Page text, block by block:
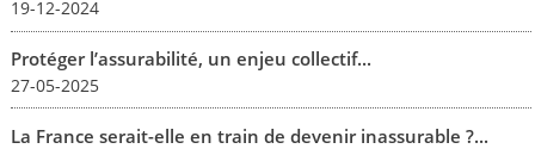
19-12-2024
Protéger l’assurabilité, un enjeu collectif...
27-05-2025
La France serait-elle en train de devenir inassurable ?...